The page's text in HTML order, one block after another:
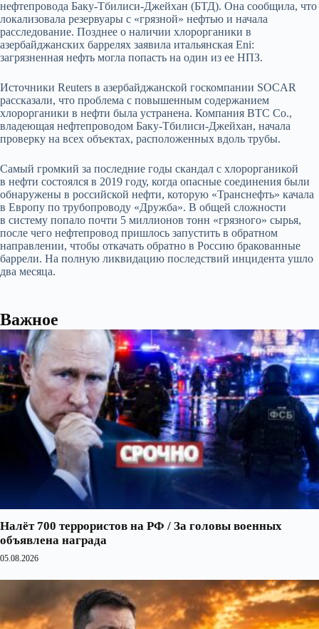
нефтепровода Баку-Тбилиси-Джейхан (БТД). Она сообщила, что
локализовала резервуары с «грязной» нефтью и начала
расследование. Позднее о наличии хлорорганики в
азербайджанских баррелях заявила итальянская Eni:
загрязненная нефть могла попасть на один из ее НПЗ.
Источники Reuters в азербайджанской госкомпании SOCAR
рассказали, что проблема с повышенным содержанием
хлорорганики в нефти была устранена. Компания BTC Co.,
владеющая нефтепроводом Баку-Тбилиси-Джейхан, начала
проверку на всех объектах, расположенных вдоль трубы.
Самый громкий за последние годы скандал с хлорорганикой
в нефти состоялся в 2019 году, когда опасные соединения были
обнаружены в российской нефти, которую «Транснефть» качала
в Европу по трубопроводу «Дружба». В общей сложности
в систему попало почти 5 миллионов тонн «грязного» сырья,
после чего нефтепровод пришлось запустить в обратном
направлении, чтобы откачать обратно в Россию бракованные
баррели. На полную ликвидацию последствий инцидента ушло
два месяца.
Важное
Налёт 700 террористов на РФ / За головы военных
объявлена награда
05.08.2026